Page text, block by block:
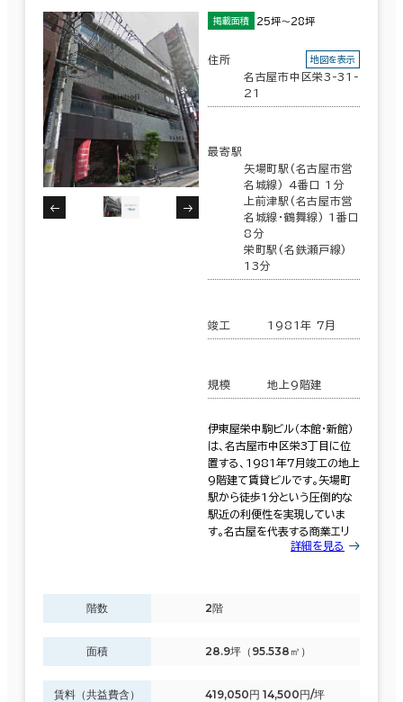
掲載面積 25坪～28坪
住所
名古屋市中区栄3-31-
21
地図を表示
最寄駅
矢場町駅(名古屋市営
名城線) 4番口 1分
上前津駅(名古屋市営
名城線･鶴舞線) 1番口
8分
栄町駅(名鉄瀬戸線)
13分
竣工 1981年 7月
規模 地上9階建
伊東屋栄中駒ビル（本館・新館）
は、名古屋市中区栄3丁目に位
置する、1981年7月竣工の地上
9階建て賃貸ビルです。矢場町
駅から徒歩1分という圧倒的な
駅近の利便性を実現していま
す。名古屋を代表する商業エリ
詳細を見る
階数 2階
面積 28.9坪（95.538㎡）
賃料（共益費含） 419,050円 14,500円/坪
千種区 (43)
該当数
497室(271棟)
この条件で検索する
築年数
建築中 1年以内
10年以内
20年以内
1フロア面積100坪以上
該当数
497室